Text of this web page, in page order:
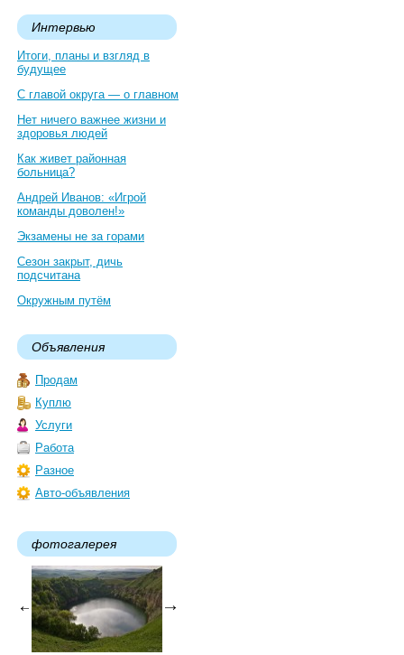
Интервью
Итоги, планы и взгляд в
будущее
С главой округа — о главном
Нет ничего важнее жизни и
здоровья людей
Как живет районная
больница?
Андрей Иванов: «Игрой
команды доволен!»
Экзамены не за горами
Сезон закрыт, дичь
подсчитана
Окружным путём
Объявления
Продам
Куплю
Услуги
Работа
Разное
Авто-объявления
фотогалерея